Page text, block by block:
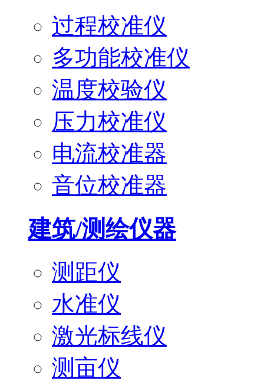
过程校准仪
多功能校准仪
温度校验仪
压力校准仪
电流校准器
音位校准器
建筑/测绘仪器
测距仪
水准仪
激光标线仪
测亩仪